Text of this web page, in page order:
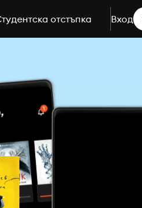
отстъпка Вход